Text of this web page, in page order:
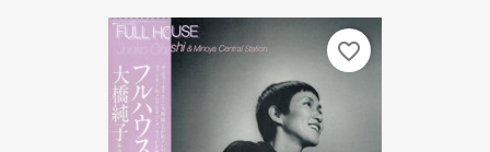
favorite_border